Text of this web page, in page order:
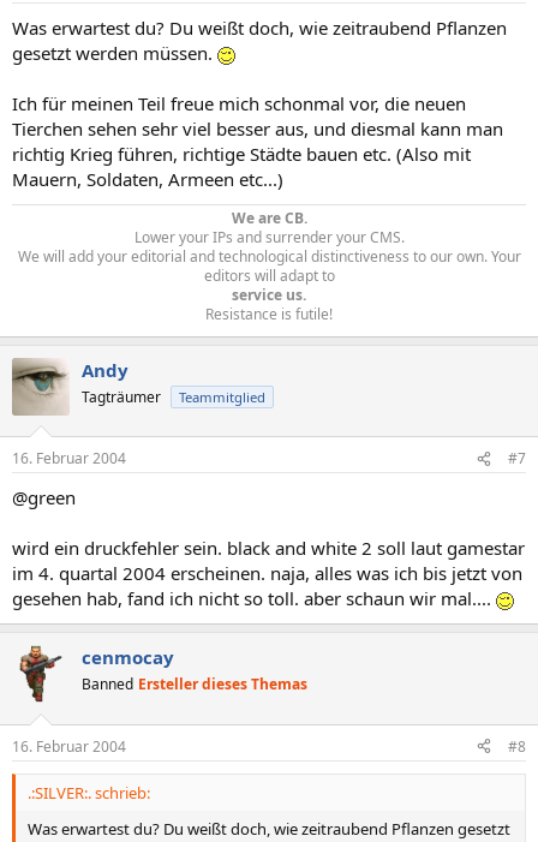
Was erwartest du? Du weißt doch, wie zeitraubend Pflanzen
gesetzt werden müssen.
Ich für meinen Teil freue mich schonmal vor, die neuen
Tierchen sehen sehr viel besser aus, und diesmal kann man
richtig Krieg führen, richtige Städte bauen etc. (Also mit
Mauern, Soldaten, Armeen etc...)
We are CB.
Lower your IPs and surrender your CMS.
We will add your editorial and technological distinctiveness to our own. Your
editors will adapt to
service us.
Resistance is futile!​
Andy
Tagträumer Teammitglied
16. Februar 2004 #7
@green
wird ein druckfehler sein. black and white 2 soll laut gamestar
im 4. quartal 2004 erscheinen. naja, alles was ich bis jetzt von
gesehen hab, fand ich nicht so toll. aber schaun wir mal....
cenmocay
Banned Ersteller dieses Themas
16. Februar 2004 #8
.:SILVER:. schrieb:
Was erwartest du? Du weißt doch, wie zeitraubend Pflanzen gesetzt